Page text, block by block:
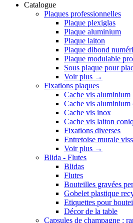
Catalogue
Plaques professionnelles
Plaque plexiglas
Plaque aluminium
Plaque laiton
Plaque dibond
Plaque modulable
Sous plaque pour
Voir plus →
Fixations plaques
Cache vis aluminium
Cache vis aluminium
Cache vis inox
Cache vis laiton
Fixations diverses
Entretoise murale
Voir plus →
Blida - Flutes
Blidas
Flutes
Bouteilles gravées
Gobelet plastique
Etiquettes pour
Décor de la table
Capsules de champagne :